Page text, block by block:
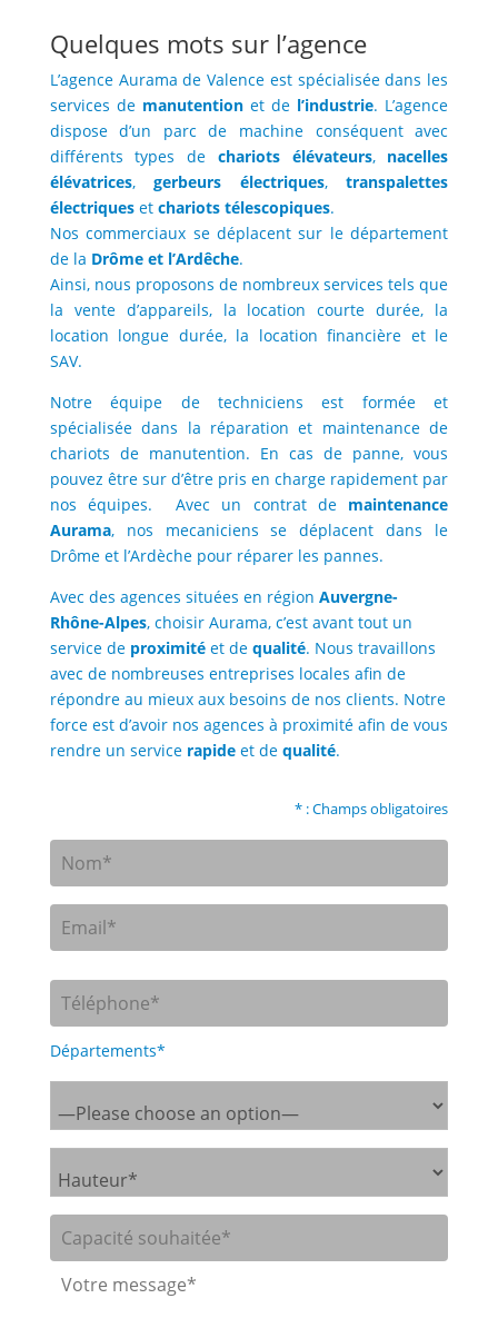
Quelques mots sur l’agence
L’agence Aurama de Valence est spécialisée dans les
services de manutentionet de l’industrie. L’agence
dispose d’un parc de machine conséquent avec
différents types de chariots élévateurs, nacelles
élévatrices,gerbeurs électriques,transpalettes
électriqueset chariots télescopiques.
Nos commerciaux se déplacent sur le département
de la Drôme et l’Ardêche.
Ainsi, nous proposons de nombreux services tels que
la vente d’appareils, la location courte durée, la
location longue durée, la location financière et le
SAV.
Notre équipe de techniciens est formée et
spécialisée dans la réparation et maintenance de
chariots de manutention. En cas de panne, vous
pouvez être sur d’être pris en charge rapidement par
nos équipes. Avec un contrat de maintenance
Aurama, nos mecaniciens se déplacent dans le
Drôme et l’Ardèche pour réparer les pannes.
Avec des agences situées en région Auvergne-
Rhône-Alpes, choisir Aurama, c’est avant tout un
service de proximité et dequalité. Nous travaillons
avec de nombreuses entreprises locales afin de
répondre au mieux aux besoins de nos clients. Notre
force est d’avoir nos agences à proximité afin de vous
rendre un service rapideet de qualité.
* : Champs obligatoires
Départements*